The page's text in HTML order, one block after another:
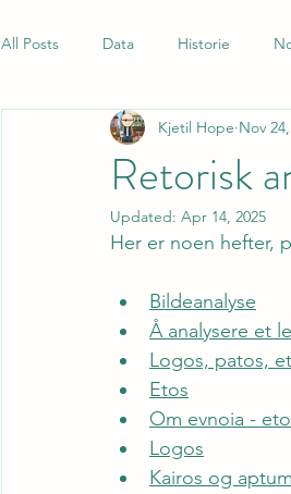
All Posts Data Historie
Samfunnsfag Quiz
Retorisk
Kjetil Hope Nov
Updated: Apr 14, 2025
Her er noen hefter,
Bildeanalyse
Å analysere et
Logos, patos,
Etos
Om evnoia -
Logos
Kairos og aptum